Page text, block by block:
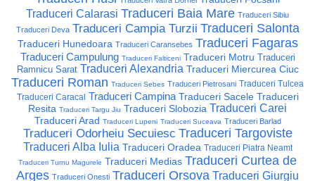
Traduceri Calarasi Traduceri Baia Mare Traduceri Sibiu
Traduceri Deva Traduceri Campia Turzii Traduceri Salonta
Traduceri Hunedoara Traduceri Caransebes Traduceri Fagaras
Traduceri Campulung Traduceri Falticeni Traduceri Motru Traduceri
Ramnicu Sarat Traduceri Alexandria Traduceri Miercurea Ciuc
Traduceri Roman Traduceri Sebes Traduceri Pietrosani Traduceri Tulcea
Traduceri Caracal Traduceri Campina Traduceri Sacele Traduceri
Resita Traduceri Targu Jiu Traduceri Slobozia Traduceri Carei
Traduceri Arad Traduceri Lupeni Traduceri Suceava Traduceri Barlad
Traduceri Odorheiu Secuiesc Traduceri Targoviste
Traduceri Alba Iulia Traduceri Oradea Traduceri Piatra Neamt
Traduceri Turnu Magurele Traduceri Medias Traduceri Curtea de
Arges Traduceri Onesti Traduceri Orsova Traduceri Giurgiu